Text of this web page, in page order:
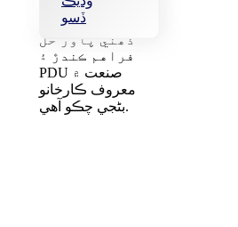
جدت سان، YOSUN
چين جي معروف
ذھني پاور حل
فراهم ڪندڙ ۽
PDU صنعت ۾
معروف ڪارخانو
بڻجي چڪو آھي.
ڏسو